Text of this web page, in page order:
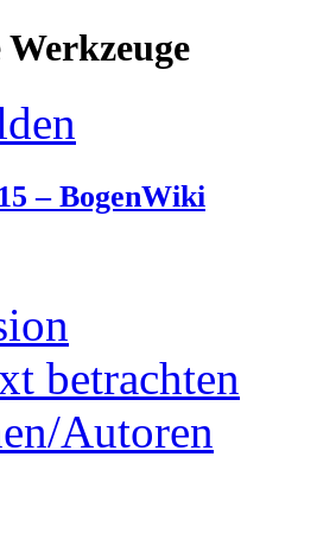
– BogenWiki
betrachten
Autoren